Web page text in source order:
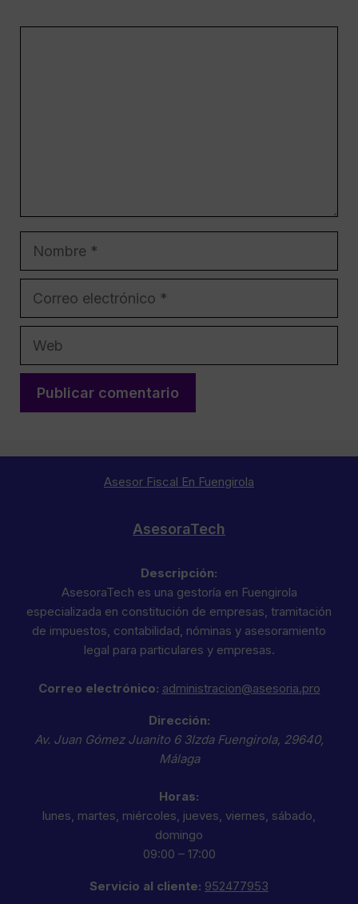
Asesor Fiscal En Fuengirola
AsesoraTech
Descripción:
AsesoraTech es una gestoría en Fuengirola
especializada en constitución de empresas, tramitación
de impuestos, contabilidad, nóminas y asesoramiento
legal para particulares y empresas.
Correo electrónico: administracion@asesoria.pro
Dirección:
Av. Juan Gómez Juanito 6 3Izda Fuengirola, 29640,
Málaga
Horas:
lunes, martes, miércoles, jueves, viernes, sábado,
domingo
09:00 – 17:00
Servicio al cliente: 952477953